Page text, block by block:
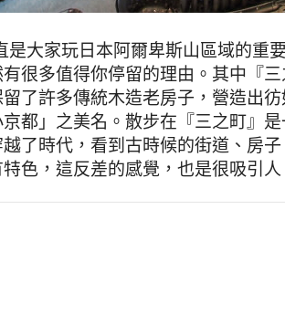
大家玩日本阿爾卑斯山區域的重
很多值得你停留的理由。其中『
了許多傳統木造老房子，營造出
都」之美名。散步在『三之町』
了時代，看到古時候的街道、房
色，這反差的感覺，也是很吸引人